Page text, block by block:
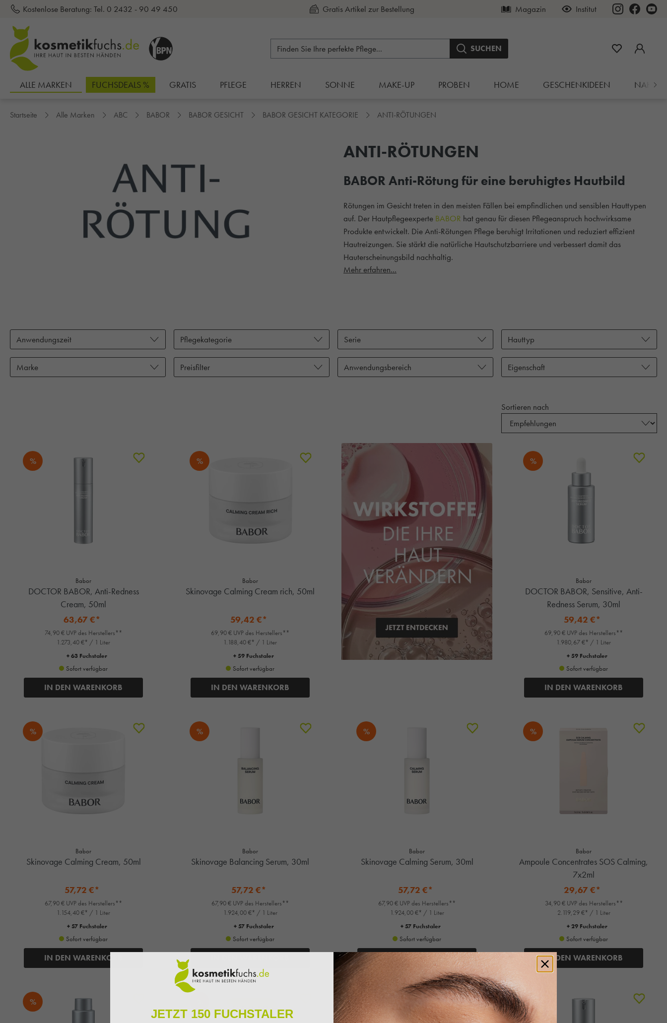
springen
Kostenlose Beratung: Tel. 0 2432 - 90 49 450 Kauf auf Rechnung Magazin Institut
SUCHEN
ALLE MARKEN FUCHSDEALS % GRATIS PFLEGE HERREN SONNE MAKE-UP PROBEN HOME GESCHENKIDEEN
Startseite Alle Marken ABC BABOR BABOR GESICHT BABOR GESICHT KATEGORIE ANTI-RÖTUNGEN
ANTI-RÖTUNGEN
BABOR Anti-Rötung für eine beruhigtes Hautbild
Rötungen im Gesicht treten in den meisten Fällen bei empfindlichen und sensiblen Hauttypen
auf. Der Hautpflegeexperte BABOR hat genau für diesen Pflegeanspruch hochwirksame
Produkte entwickelt. Die Anti-Rötungen Pflege beruhigt Irritationen und reduziert effizient
Hautreizungen. Sie stärkt die natürliche Hautschutzbarriere und verbessert damit das
Hauterscheinungsbild nachhaltig.
Mehr erfahren...
Anwendungszeit Pflegekategorie Serie Hauttyp
Marke Preisfilter Anwendungsbereich Eigenschaft
Sortieren nach
%
Babor
DOCTOR BABOR, Anti-Redness
Cream, 50ml
63,67 €*
74,90 € UVP des Herstellers**
1.273,40 €* / 1 Liter
+ 63 Fuchstaler
Sofort verfügbar
IN DEN WARENKORB
%
Babor
Skinovage Calming Cream rich, 50ml
59,42 €*
69,90 € UVP des Herstellers**
1.188,40 €* / 1 Liter
+ 59 Fuchstaler
Sofort verfügbar
IN DEN WARENKORB
%
Babor
DOCTOR BABOR, Sensitive, Anti-
Redness Serum, 30ml
59,42 €*
69,90 € UVP des Herstellers**
1.980,67 €* / 1 Liter
+ 59 Fuchstaler
Sofort verfügbar
IN DEN WARENKORB
%
Babor
Skinovage Calming Cream, 50ml
57,72 €*
67,90 € UVP des Herstellers**
1.154,40 €* / 1 Liter
+ 57 Fuchstaler
Sofort verfügbar
IN DEN WARENKORB
%
Babor
Skinovage Balancing Serum, 30ml
57,72 €*
67,90 € UVP des Herstellers**
1.924,00 €* / 1 Liter
+ 57 Fuchstaler
Sofort verfügbar
%
Babor
Skinovage Calming Serum, 30ml
57,72 €*
67,90 € UVP des Herstellers**
1.924,00 €* / 1 Liter
+ 57 Fuchstaler
Sofort verfügbar
IN DEN WARENKORB
%
Babor
Ampoule Concentrates SOS Calming,
7x2ml
29,67 €*
34,90 € UVP des Herstellers**
2.119,29 €* / 1 Liter
+ 29 Fuchstaler
Sofort verfügbar
IN DEN WARENKORB
% % %
JETZT 150 FUCHSTALER